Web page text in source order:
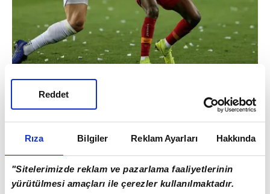
Rıza Bilgiler Reklam Ayarları Hakkında
"Sitelerimizde reklam ve pazarlama faaliyetlerinin
yürütülmesi amaçları ile çerezler kullanılmaktadır.
Reddet
Slovak stoper Skrtel'in ayrılacağı iddialarını
bu rapor yalanlıyor. Yanal, bu oyuncunun 1
sezon daha Sarı-lacivertli takımda devam